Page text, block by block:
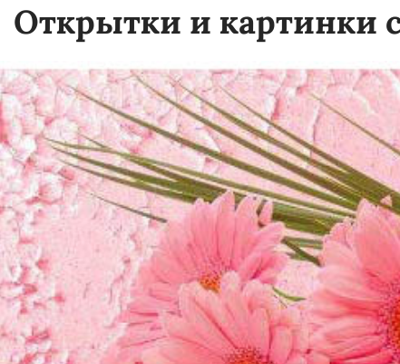
Открытки и картинки